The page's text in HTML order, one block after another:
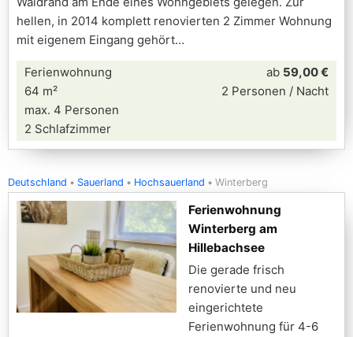
hellen, in 2014 komplett renovierten 2 Zimmer Wohnung
mit eigenem Eingang gehört
Ferienwohnung
64 m²
max. 4 Personen
2 Schlafzimmer
ab 59,00 €
2 Personen / Nacht
Deutschland Sauerland Hochsauerland Winterberg
Ferienwohnung
Winterberg am
Hillebachsee
Die gerade frisch
renovierte und neu
eingerichtete
Ferienwohnung für 4-6